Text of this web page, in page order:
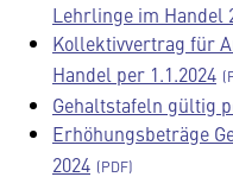
Lehrlinge im Handel
Kollektivvertrag für
Handel per 1.1.2024
Gehaltstafeln gültig
Erhöhungsbeträge
2024